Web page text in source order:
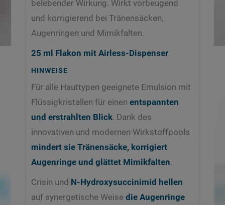
belebender Wirkung. Wirkt vorbeugend
und korrigierend bei Tränensäcken,
Augenringen und Mimikfalten.
25 ml Flakon mit Airless-Dispenser
HINWEISE
Für alle Hauttypen geeignete Emulsion mit
Flüssigkristallen für einenentspannten
und erstrahlten Blick. Dank des
innovativen und modernen Wirkstoffpools
mindert sie Tränensäcke, korrigiert
Augenringe und glättet Mimikfalten.
Crisin und N-Hydroxysuccinimid hellen
auf synergetische Weisedie Augenringe